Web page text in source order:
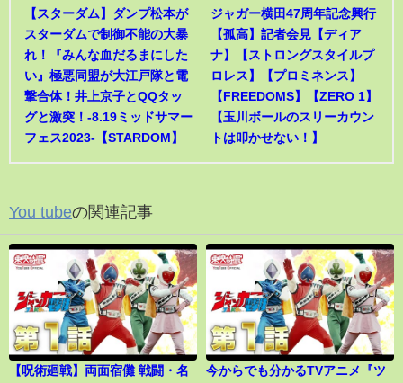
【スターダム】ダンプ松本が
スターダムで制御不能の大暴
れ！『みんな血だるまにした
い』極悪同盟が大江戸隊と電
撃合体！井上京子とQQタッ
グと激突！-8.19ミッドサマー
フェス2023-【STARDOM】
ジャガー横田47周年記念興行
【孤高】記者会見【ディア
ナ】【ストロングスタイルプ
ロレス】【プロミネンス】
【FREEDOMS】【ZERO 1】
【玉川ボールのスリーカウン
トは叩かせない！】
You tubeの関連記事
【呪術廻戦】両面宿儺 戦闘・名
今からでも分かるTVアニメ『ツ